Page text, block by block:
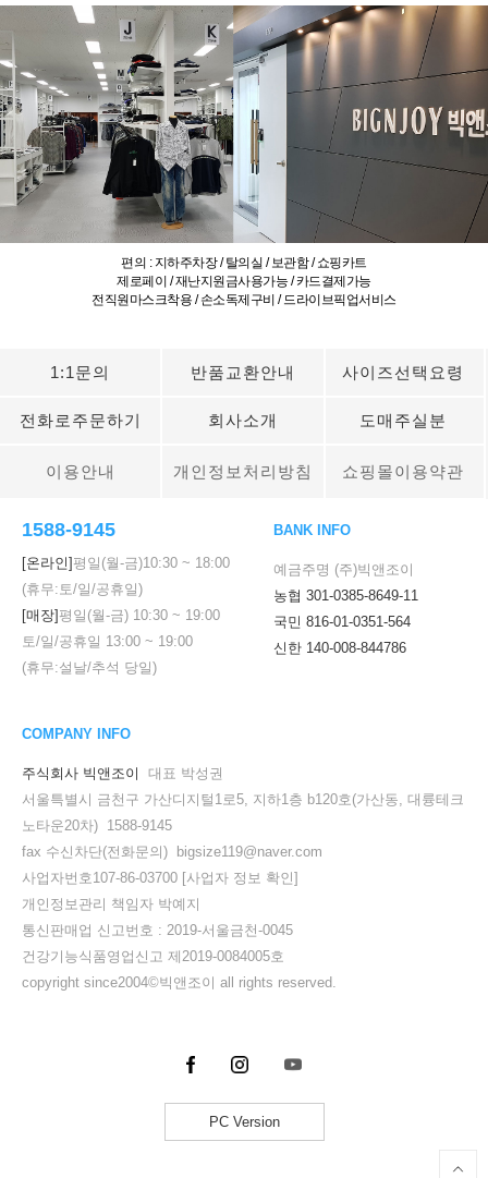
편의 : 지하주차장 / 탈의실 / 보관함 / 쇼핑카트
제로페이 / 재난지원금사용가능 / 카드결제가능
전직원마스크착용 / 손소독제구비 / 드라이브픽업서비스
1:1문의 반품교환안내 사이즈선택요령
전화로주문하기 회사소개 도매주실분
이용안내 개인정보처리방침 쇼핑몰이용약관
1588-9145
[온라인]평일(월-금)10:30 ~ 18:00
(휴무:토/일/공휴일)
[매장]평일(월-금) 10:30 ~ 19:00
토/일/공휴일 13:00 ~ 19:00
(휴무:설날/추석 당일)
BANK INFO
예금주명 (주)빅앤조이
농협 301-0385-8649-11
국민 816-01-0351-564
신한 140-008-844786
COMPANY INFO
주식회사 빅앤조이
대표 박성권
서울특별시 금천구 가산디지털1로5, 지하1층 b120호(가산동, 대륭테크
노타운20차) 1588-9145
fax 수신차단(전화문의) bigsize119@naver.com
사업자번호107-86-03700 [사업자 정보 확인]
개인정보관리 책임자 박예지
통신판매업 신고번호 : 2019-서울금천-0045
건강기능식품영업신고 제2019-0084005호
copyright since2004©빅앤조이 all rights reserved.
PC Version